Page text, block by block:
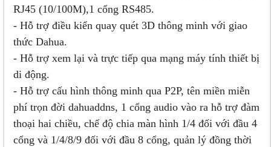
RJ45 (10/100M),1 cổng RS485.
- Hỗ trợ điều kiển quay quét 3D thông minh với giao
thức Dahua.
- Hỗ trợ xem lại và trực tiếp qua mạng máy tính thiết bị
di động.
- Hỗ trợ cấu hình thông minh qua P2P, tên miền miễn
phí trọn đời dahuaddns, 1 cổng audio vào ra hỗ trợ đàm
thoại hai chiều, chế độ chia màn hình 1/4 đối với đầu 4
cổng và 1/4/8/9 đối với đầu 8 cổng, quản lý đồng thời